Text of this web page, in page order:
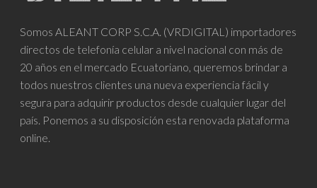
Somos ALEANT CORP S.C.A. (VRDIGITAL) importadores
directos de telefonía celular a nivel nacional con más de
20 años en el mercado Ecuatoriano, queremos brindar a
todos nuestros clientes una nueva experiencia fácil y
segura para adquirir productos desde cualquier lugar del
país. Ponemos a su disposición esta renovada plataforma
online.